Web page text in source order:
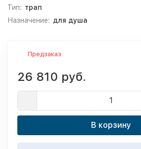
Тип: трап
Назначение: для душа
Предзаказ
26 810 руб.
В корзину